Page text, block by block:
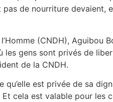
de nourriture devaient,
(CNDH), Aguibou
gens sont privés de
de la CNDH.
est privée de sa
Et cela est valable pour